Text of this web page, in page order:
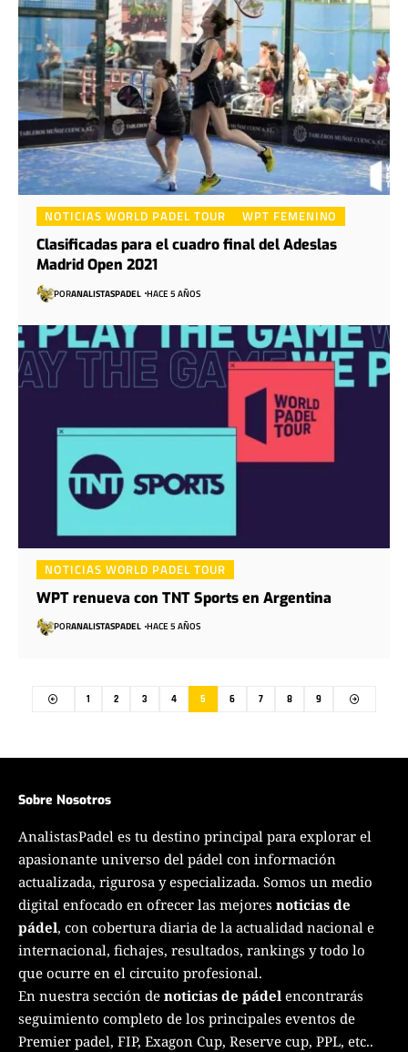
NOTICIAS WORLD PADEL TOUR WPT FEMENINO
Clasificadas para el cuadro final del Adeslas
Madrid Open 2021
PORANALISTASPADEL HACE 5 AÑOS
NOTICIAS WORLD PADEL TOUR
WPT renueva con TNT Sports en Argentina
PORANALISTASPADEL HACE 5 AÑOS
1 2 3 4 5 6 7 8 9
Sobre Nosotros
AnalistasPadel es tu destino principal para explorar el
apasionante universo del pádel con información
actualizada, rigurosa y especializada. Somos un medio
digital enfocado en ofrecer las mejores noticias de
pádel, con cobertura diaria de la actualidad nacional e
internacional, fichajes, resultados, rankings y todo lo
que ocurre en el circuito profesional.
En nuestra sección de noticias de pádel encontrarás
seguimiento completo de los principales eventos de
Premier padel, FIP, Exagon Cup, Reserve cup, PPL, etc..